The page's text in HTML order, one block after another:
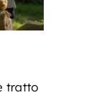
tratto